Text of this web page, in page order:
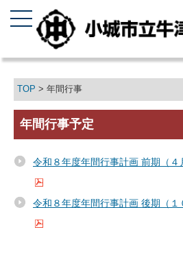
TOP > 年間行事
年間行事予定
令和８年度年間行事計画 前期（
令和８年度年間行事計画 後期（